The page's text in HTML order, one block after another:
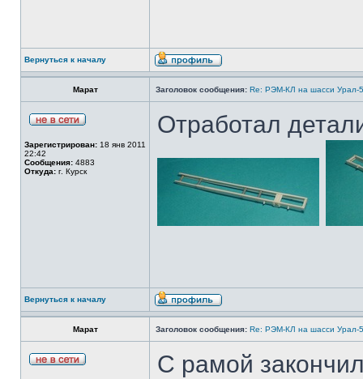
Вернуться к началу
Марат Заголовок сообщения: Re: РЭМ-КЛ на шасси Урал-
Зарегистрирован: 18 янв 2011
22:42
Сообщения: 4883
Откуда: г. Курск
Отработал
Вернуться к началу
Марат Заголовок сообщения: Re: РЭМ-КЛ на шасси Урал-
С рамой